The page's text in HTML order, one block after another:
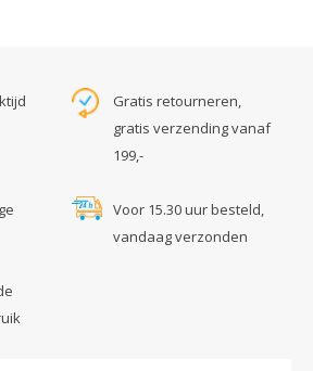
Gratis retourneren,
gratis verzending vanaf
199,-
Voor 15.30 uur besteld,
vandaag verzonden